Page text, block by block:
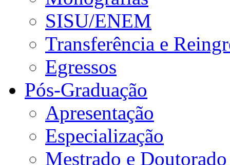
SISU/ENEM
Transferência e
Egressos
Pós-Graduação
Apresentação
Especialização
Mestrado e Doutorado